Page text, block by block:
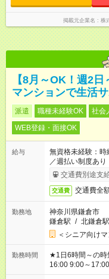
掲載元企業名 株
【8月～OK！週2
マンションで生活
派遣 職種未経験OK 社会
WEB登録・面接OK
給与
無資格未経験：
／週払い制度あ
了次第のお支払い
交通費別途支
交通費 交通費全
勤務地
神奈川県鎌倉市
鎌倉駅 / 北鎌倉駅
＜シニア向け
勤務時間
★1日6時間～の時短シフトOK ★スタ
16:00 9:00～17:00
場合、他のお仕